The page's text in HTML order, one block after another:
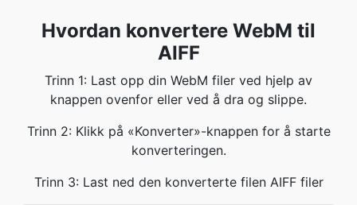
Hvordan konvertere WebM til
AIFF
Trinn 1: Last opp din WebM filer ved hjelp av
knappen ovenfor eller ved å dra og slippe.
Trinn 2: Klikk på «Konverter»-knappen for å starte
konverteringen.
Trinn 3: Last ned den konverterte filen AIFF filer